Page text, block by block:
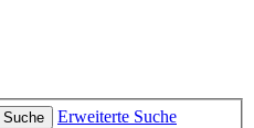
Suche Erweiterte Suche